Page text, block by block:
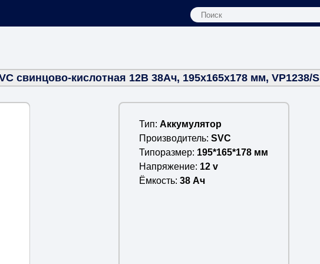
свинцово-кислотная 12В 38Ач, 195х165х178 мм, VP1238/S
Тип Аккумулятор
Производитель SVC
Типоразмер 195*165*178 мм
Напряжение 12 v
Ёмкость 38 Ач